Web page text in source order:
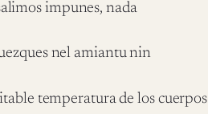
impunes, nada
nel amiantu nin
temperatura de los cuerpos